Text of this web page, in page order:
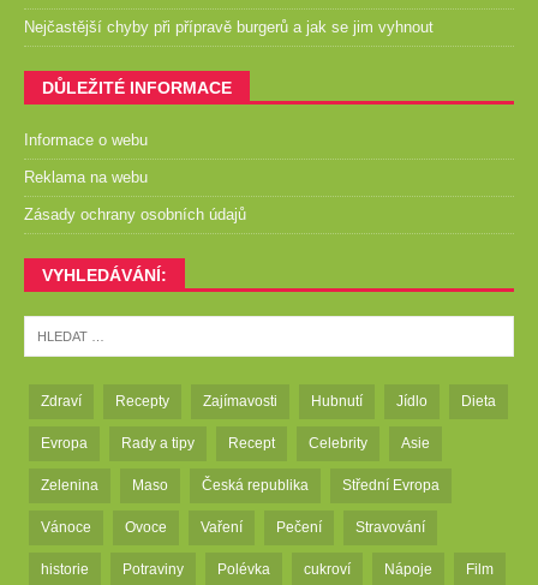
Nejčastější chyby při přípravě burgerů a jak se jim vyhnout
DŮLEŽITÉ INFORMACE
Informace o webu
Reklama na webu
Zásady ochrany osobních údajů
VYHLEDÁVÁNÍ:
Zdraví Recepty Zajímavosti Hubnutí Jídlo Dieta
Evropa Rady a tipy Recept Celebrity Asie
Zelenina Maso Česká republika Střední Evropa
Vánoce Ovoce Vaření Pečení Stravování
historie Potraviny Polévka cukroví Nápoje Film